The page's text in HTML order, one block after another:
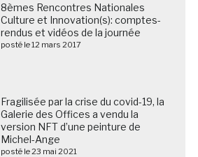
8èmes Rencontres Nationales
Culture et Innovation(s): comptes-
rendus et vidéos de la journée
posté le 12 mars 2017
Fragilisée par la crise du covid-19, la
Galerie des Offices a vendu la
version NFT d’une peinture de
Michel-Ange
posté le 23 mai 2021